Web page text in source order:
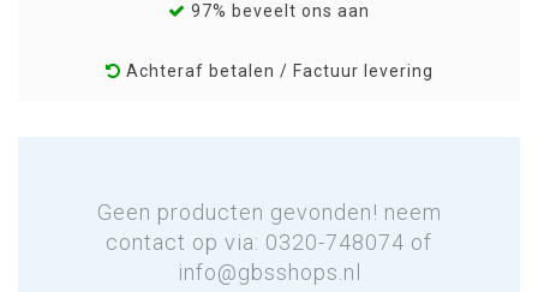
97% beveelt ons aan
Achteraf betalen / Factuur levering
Geen producten gevonden! neem
contact op via: 0320-748074 of
info@gbsshops.nl